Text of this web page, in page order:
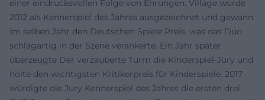
einer eindrucksvollen Folge von Ehrungen. Village wurde
2012 als Kennerspiel des Jahres ausgezeichnet und gewann
im selben Jahr den Deutschen Spiele Preis, was das Duo
schlagartig in der Szene verankerte. Ein Jahr später
überzeugte Der verzauberte Turm die Kinderspiel-Jury und
holte den wichtigsten Kritikerpreis für Kinderspiele. 2017
würdigte die Jury Kennerspiel des Jahres die ersten drei